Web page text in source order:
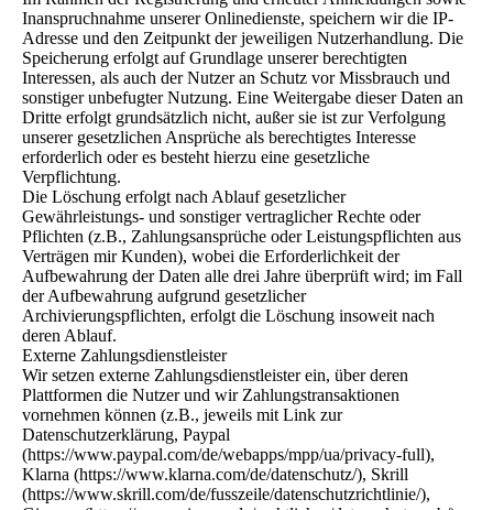
Inanspruchnahme unserer Onlinedienste, speichern wir die IP-
Adresse und den Zeitpunkt der jeweiligen Nutzerhandlung. Die
Speicherung erfolgt auf Grundlage unserer berechtigten
Interessen, als auch der Nutzer an Schutz vor Missbrauch und
sonstiger unbefugter Nutzung. Eine Weitergabe dieser Daten an
Dritte erfolgt grundsätzlich nicht, außer sie ist zur Verfolgung
unserer gesetzlichen Ansprüche als berechtigtes Interesse
erforderlich oder es besteht hierzu eine gesetzliche
Verpflichtung.
Die Löschung erfolgt nach Ablauf gesetzlicher
Gewährleistungs- und sonstiger vertraglicher Rechte oder
Pflichten (z.B., Zahlungsansprüche oder Leistungspflichten aus
Verträgen mir Kunden), wobei die Erforderlichkeit der
Aufbewahrung der Daten alle drei Jahre überprüft wird; im Fall
der Aufbewahrung aufgrund gesetzlicher
Archivierungspflichten, erfolgt die Löschung insoweit nach
deren Ablauf.
Externe Zahlungsdienstleister
Wir setzen externe Zahlungsdienstleister ein, über deren
Plattformen die Nutzer und wir Zahlungstransaktionen
vornehmen können (z.B., jeweils mit Link zur
Datenschutzerklärung, Paypal
(https://www.paypal.com/de/webapps/mpp/ua/privacy-full),
Klarna (https://www.klarna.com/de/datenschutz/), Skrill
(https://www.skrill.com/de/fusszeile/datenschutzrichtlinie/),